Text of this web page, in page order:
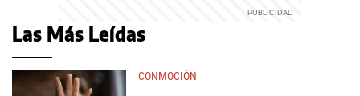
Las Más Leídas
CONMOCIÓN